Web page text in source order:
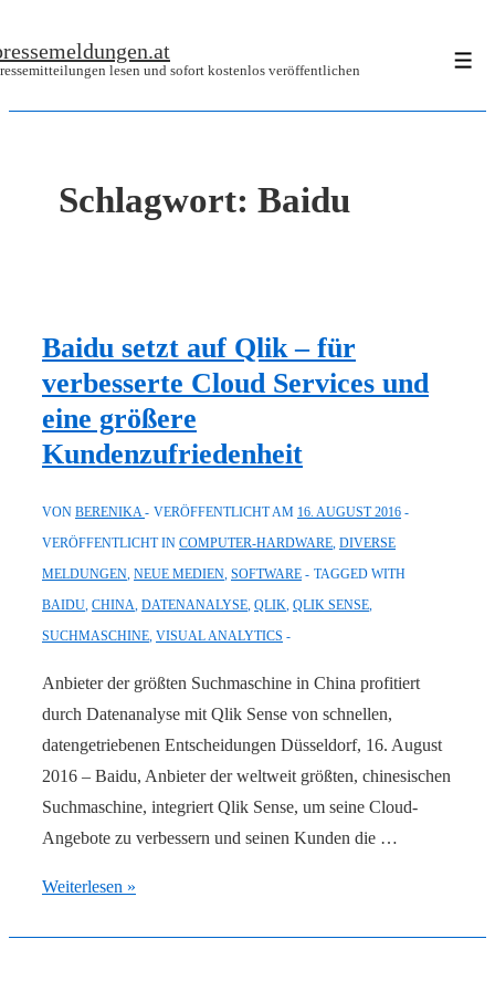
Zum
lesen und sofort kostenlos veröffentlichen
Schlagwort: Baidu
Baidu setzt auf Qlik – für
verbesserte Cloud Services und
eine größere
Kundenzufriedenheit
VON BERENIKA VERÖFFENTLICHT AM 16. AUGUST 2016
VERÖFFENTLICHT IN COMPUTER-HARDWARE, DIVERSE
MELDUNGEN, NEUE MEDIEN, SOFTWARE
TAGGED WITH
BAIDU, CHINA, DATENANALYSE, QLIK, QLIK SENSE,
SUCHMASCHINE, VISUAL ANALYTICS
Anbieter der größten Suchmaschine in China profitiert
durch Datenanalyse mit Qlik Sense von schnellen,
datengetriebenen Entscheidungen Düsseldorf, 16. August
2016 – Baidu, Anbieter der weltweit größten, chinesischen
Suchmaschine, integriert Qlik Sense, um seine Cloud-
Angebote zu verbessern und seinen Kunden die …
Baidu
Weiterlesen »